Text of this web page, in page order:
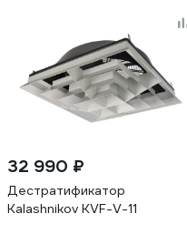
32 990 ₽
Дестратификатор
Kalashnikov KVF-V-11